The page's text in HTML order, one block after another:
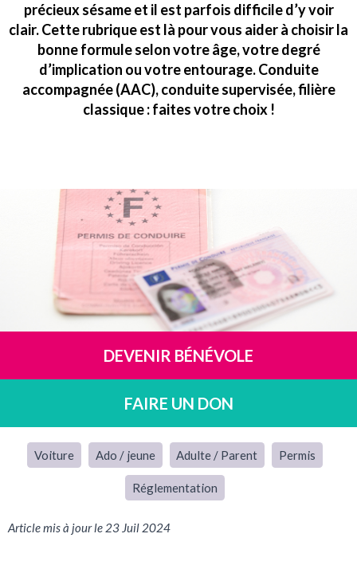
précieux sésame et il est parfois difficile d’y voir
clair. Cette rubrique est là pour vous aider à choisir la
bonne formule selon votre âge, votre degré
d’implication ou votre entourage. Conduite
accompagnée (AAC), conduite supervisée, filière
classique : faites votre choix !
DEVENIR BÉNÉVOLE
FAIRE UN DON
Voiture Ado / jeune Adulte / Parent Permis
Réglementation
Article mis à jour le 23 Juil 2024